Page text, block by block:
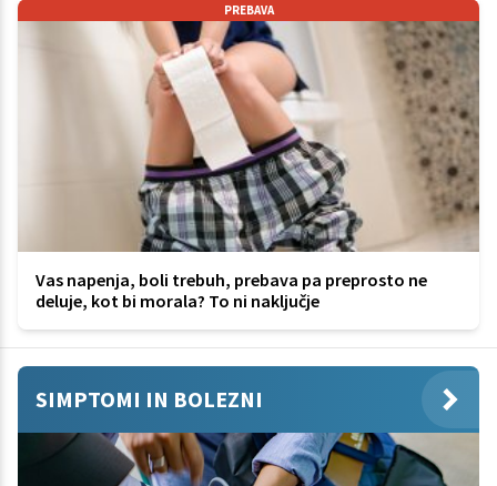
PREBAVA
Vas napenja, boli trebuh, prebava pa preprosto ne
deluje, kot bi morala? To ni naključje
SIMPTOMI IN BOLEZNI